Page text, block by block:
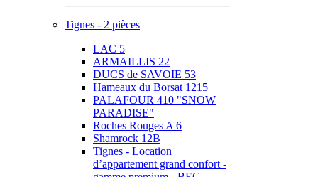
Tignes - 2 pièces
LAC 5
ARMAILLIS 22
DUCS de SAVOIE 53
Hameaux du Borsat 1215
PALAFOUR 410 "SNOW
PARADISE"
Roches Rouges A 6
Shamrock 12B
Tignes - Location
d’appartement grand confort -